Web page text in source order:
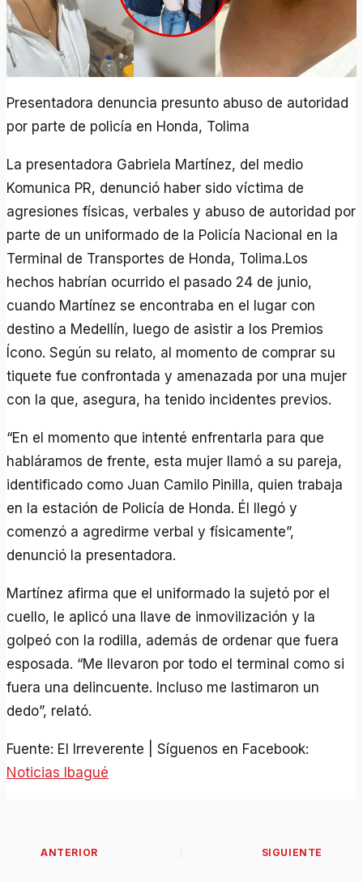
Presentadora denuncia presunto abuso de autoridad
por parte de policía en Honda, Tolima
La presentadora Gabriela Martínez, del medio
Komunica PR, denunció haber sido víctima de
agresiones físicas, verbales y abuso de autoridad por
parte de un uniformado de la Policía Nacional en la
Terminal de Transportes de Honda, Tolima.Los
hechos habrían ocurrido el pasado 24 de junio,
cuando Martínez se encontraba en el lugar con
destino a Medellín, luego de asistir a los Premios
Ícono. Según su relato, al momento de comprar su
tiquete fue confrontada y amenazada por una mujer
con la que, asegura, ha tenido incidentes previos.
“En el momento que intenté enfrentarla para que
habláramos de frente, esta mujer llamó a su pareja,
identificado como Juan Camilo Pinilla, quien trabaja
en la estación de Policía de Honda. Él llegó y
comenzó a agredirme verbal y físicamente”,
denunció la presentadora.
Martínez afirma que el uniformado la sujetó por el
cuello, le aplicó una llave de inmovilización y la
golpeó con la rodilla, además de ordenar que fuera
esposada. “Me llevaron por todo el terminal como si
fuera una delincuente. Incluso me lastimaron un
dedo”, relató.
Fuente: El Irreverente | Síguenos en Facebook:
Noticias Ibagué